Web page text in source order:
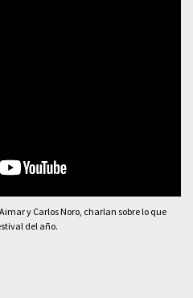
y Carlos Noro, charlan sobre lo que
del año.